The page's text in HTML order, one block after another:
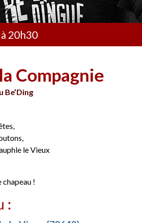
20h30
Compagnie
Be’Ding
le Vieux
chapeau !
: